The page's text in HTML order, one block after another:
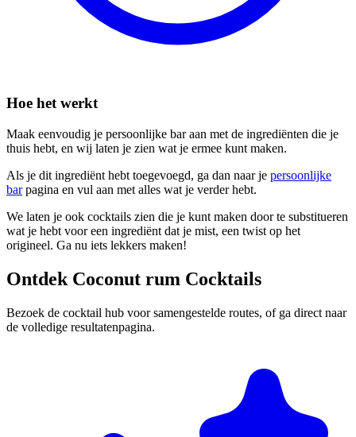
Hoe het werkt
Maak eenvoudig je persoonlijke bar aan met de ingrediënten die je
thuis hebt, en wij laten je zien wat je ermee kunt maken.
Als je dit ingrediënt hebt toegevoegd, ga dan naar je persoonlijke
barpagina en vul aan met alles wat je verder hebt.
We laten je ook cocktails zien die je kunt maken door te substitueren
wat je hebt voor een ingrediënt dat je mist, een twist op het
origineel. Ga nu iets lekkers maken!
Ontdek Coconut rum Cocktails
Bezoek de cocktail hub voor samengestelde routes, of ga direct naar
de volledige resultatenpagina.